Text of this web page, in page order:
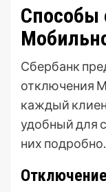
Способы
Сбербанк
отключения
каждый
удобный для
них подробно.